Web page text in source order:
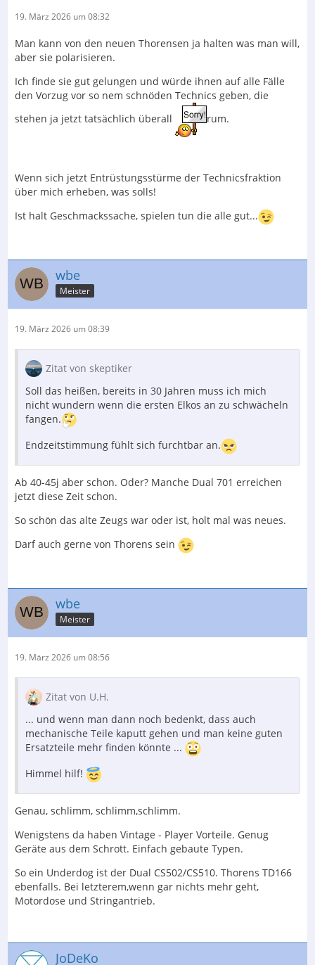
19. März 2026 um 08:32
Man kann von den neuen Thorensen ja halten was man will,
aber sie polarisieren.
Ich finde sie gut gelungen und würde ihnen auf alle Fälle
den Vorzug vor so nem schnöden Technics geben, die
stehen ja jetzt tatsächlich überall
rum.
Wenn sich jetzt Entrüstungsstürme der Technicsfraktion
über mich erheben, was solls!
Ist halt Geschmackssache, spielen tun die alle gut...
wbe
Meister
19. März 2026 um 08:39
Zitat von skeptiker
Soll das heißen, bereits in 30 Jahren muss ich mich
nicht wundern wenn die ersten Elkos an zu schwächeln
fangen.
Endzeitstimmung fühlt sich furchtbar an.
Ab 40-45j aber schon. Oder? Manche Dual 701 erreichen
jetzt diese Zeit schon.
So schön das alte Zeugs war oder ist, holt mal was neues.
Darf auch gerne von Thorens sein
wbe
Meister
19. März 2026 um 08:56
Zitat von U.H.
... und wenn man dann noch bedenkt, dass auch
mechanische Teile kaputt gehen und man keine guten
Ersatzteile mehr finden könnte ...
Himmel hilf!
Genau, schlimm, schlimm,schlimm.
Wenigstens da haben Vintage - Player Vorteile. Genug
Geräte aus dem Schrott. Einfach gebaute Typen.
So ein Underdog ist der Dual CS502/CS510. Thorens TD166
ebenfalls. Bei letzterem,wenn gar nichts mehr geht,
Motordose und Stringantrieb.
JoDeKo